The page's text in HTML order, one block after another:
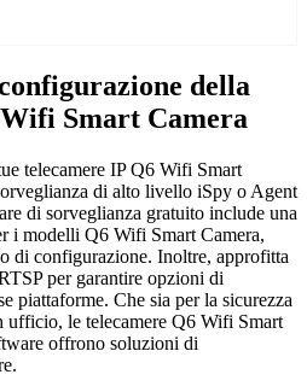
della
Smart Camera
telecamere IP Q6 Wifi Smart
di alto livello iSpy o Agent
di sorveglianza gratuito include una
i modelli Q6 Wifi Smart Camera,
di configurazione. Inoltre, approfitta
per garantire opzioni di
piattaforme. Che sia per la sicurezza
ufficio, le telecamere Q6 Wifi Smart
offrono soluzioni di